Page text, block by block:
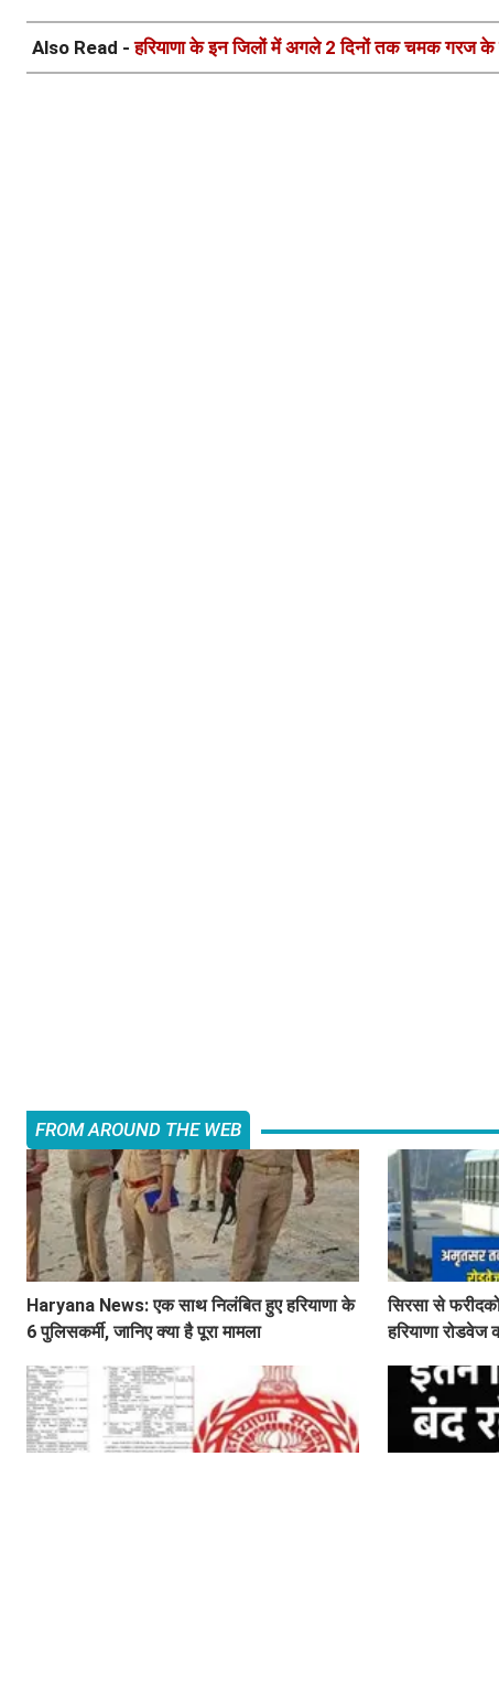
Also Read -हरियाणा के इन जिलों में अगले 2 दिनों तक चमक गरज के
FROM AROUND THE WEB
Haryana News: एक साथ निलंबित हुए हरियाणा के
6 पुलिसकर्मी, जानिए क्या है पूरा मामला
सिरसा से
हरियाणा